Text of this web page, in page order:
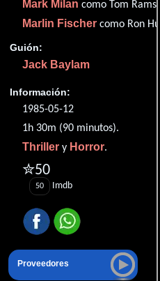
Mark Milan como Tom
Marlin Fischer como Ron
Guión:
Jack Baylam
Información:
1985-05-12
1h 30m (90 minutos).
Thriller y Horror.
✮50
50 Imdb
Proveedores